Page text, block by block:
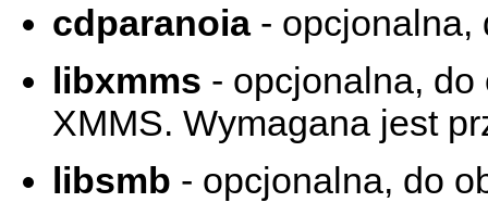
cdparanoia- opcjonalna,
libxmms - opcjonalna, do
XMMS. Wymagana jest
libsmb - opcjonalna, do